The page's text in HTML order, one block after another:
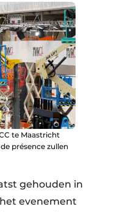
te Maastricht
présence zullen
gehouden in
het evenement